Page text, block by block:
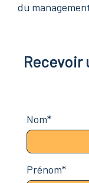
du
Recevoir
Nom*
Prénom*